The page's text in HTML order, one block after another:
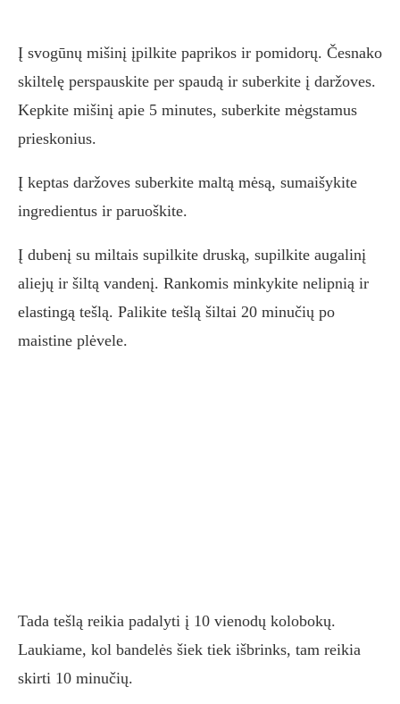
Į svogūnų mišinį įpilkite paprikos ir pomidorų. Česnako
skiltelę perspauskite per spaudą ir suberkite į daržoves.
Kepkite mišinį apie 5 minutes, suberkite mėgstamus
prieskonius.
Į keptas daržoves suberkite maltą mėsą, sumaišykite
ingredientus ir paruoškite.
Į dubenį su miltais supilkite druską, supilkite augalinį
aliejų ir šiltą vandenį. Rankomis minkykite nelipnią ir
elastingą tešlą. Palikite tešlą šiltai 20 minučių po
maistine plėvele.
Tada tešlą reikia padalyti į 10 vienodų kolobokų.
Laukiame, kol bandelės šiek tiek išbrinks, tam reikia
skirti 10 minučių.